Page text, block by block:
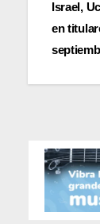
Israel,
en